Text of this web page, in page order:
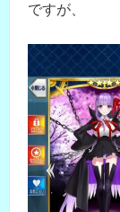
ですが、